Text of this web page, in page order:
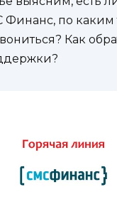
по каким
Как